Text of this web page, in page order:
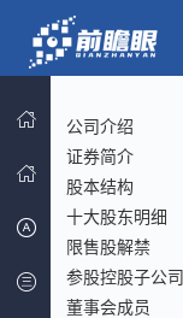
公司介绍
证券简介
股本结构
十大股东明细
限售股解禁
参股控股子公司
董事会成员